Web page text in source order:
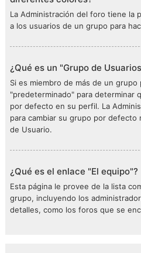
La Administración del foro tiene la
a los usuarios de un grupo para
¿Qué es un "Grupo de
Si es miembro de más de un
"predeterminado" para determinar
por defecto en su perfil. La
para cambiar su grupo por defecto
de Usuario.
¿Qué es el enlace "El equipo"?
Esta página le provee de la lista
grupo, incluyendo los
detalles, como los foros que se